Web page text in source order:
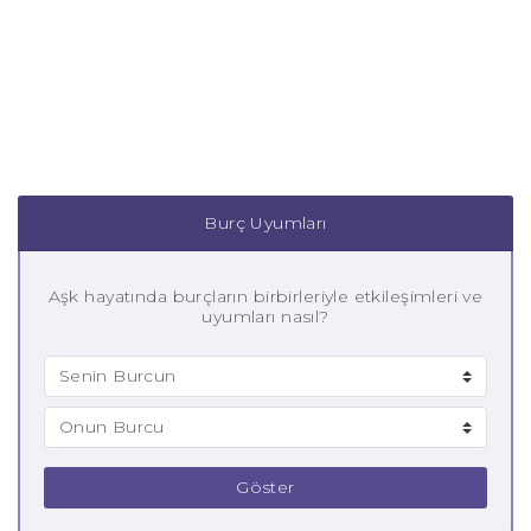
Burç Uyumları
Aşk hayatında burçların birbirleriyle etkileşimleri ve
uyumları nasıl?
Göster